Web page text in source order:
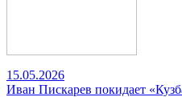
15.05.2026
Иван Пискарев покидает